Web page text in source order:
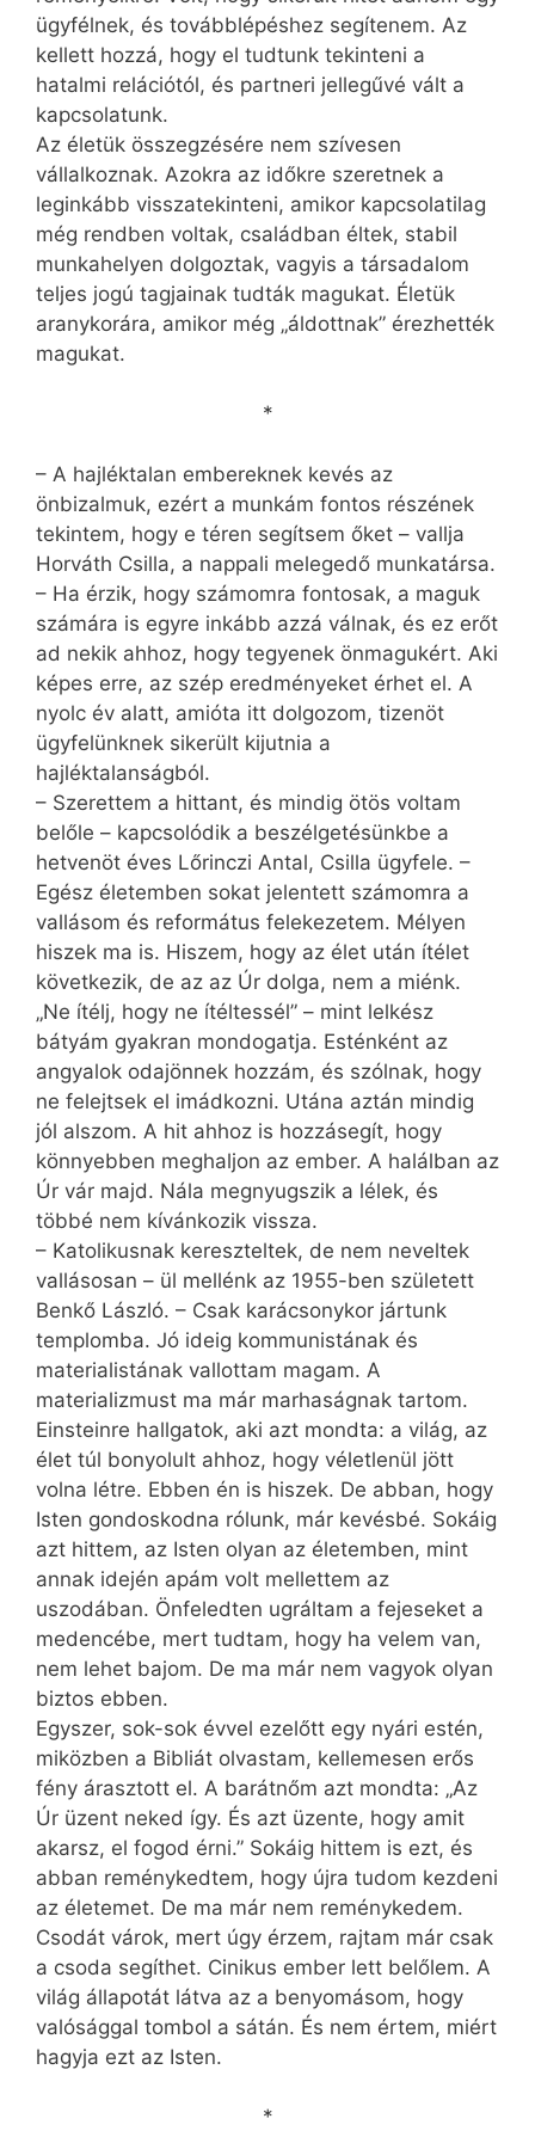
ügyfélnek, és továbblépéshez segítenem. Az
kellett hozzá, hogy el tudtunk tekinteni a
hatalmi relációtól, és partneri jellegűvé vált a
kapcsolatunk.
Az életük összegzésére nem szívesen
vállalkoznak. Azokra az időkre szeretnek a
leginkább visszatekinteni, amikor kapcsolatilag
még rendben voltak, családban éltek, stabil
munkahelyen dolgoztak, vagyis a társadalom
teljes jogú tagjainak tudták magukat. Életük
aranykorára, amikor még „áldottnak” érezhették
magukat.
*
– A hajléktalan embereknek kevés az
önbizalmuk, ezért a munkám fontos részének
tekintem, hogy e téren segítsem őket – vallja
Horváth Csilla, a nappali melegedő munkatársa.
– Ha érzik, hogy számomra fontosak, a maguk
számára is egyre inkább azzá válnak, és ez erőt
ad nekik ahhoz, hogy tegyenek önmagukért. Aki
képes erre, az szép eredményeket érhet el. A
nyolc év alatt, amióta itt dolgozom, tizenöt
ügyfelünknek sikerült kijutnia a
hajléktalanságból.
– Szerettem a hittant, és mindig ötös voltam
belőle – kapcsolódik a beszélgetésünkbe a
hetvenöt éves Lőrinczi Antal, Csilla ügyfele. –
Egész életemben sokat jelentett számomra a
vallásom és református felekezetem. Mélyen
hiszek ma is. Hiszem, hogy az élet után ítélet
következik, de az az Úr dolga, nem a miénk.
„Ne ítélj, hogy ne ítéltessél” – mint lelkész
bátyám gyakran mondogatja. Esténként az
angyalok odajönnek hozzám, és szólnak, hogy
ne felejtsek el imádkozni. Utána aztán mindig
jól alszom. A hit ahhoz is hozzásegít, hogy
könnyebben meghaljon az ember. A halálban az
Úr vár majd. Nála megnyugszik a lélek, és
többé nem kívánkozik vissza.
– Katolikusnak kereszteltek, de nem neveltek
vallásosan – ül mellénk az 1955-ben született
Benkő László. – Csak karácsonykor jártunk
templomba. Jó ideig kommunistának és
materialistának vallottam magam. A
materializmust ma már marhaságnak tartom.
Einsteinre hallgatok, aki azt mondta: a világ, az
élet túl bonyolult ahhoz, hogy véletlenül jött
volna létre. Ebben én is hiszek. De abban, hogy
Isten gondoskodna rólunk, már kevésbé. Sokáig
azt hittem, az Isten olyan az életemben, mint
annak idején apám volt mellettem az
uszodában. Önfeledten ugráltam a fejeseket a
medencébe, mert tudtam, hogy ha velem van,
nem lehet bajom. De ma már nem vagyok olyan
biztos ebben.
Egyszer, sok-sok évvel ezelőtt egy nyári estén,
miközben a Bibliát olvastam, kellemesen erős
fény árasztott el. A barátnőm azt mondta: „Az
Úr üzent neked így. És azt üzente, hogy amit
akarsz, el fogod érni.” Sokáig hittem is ezt, és
abban reménykedtem, hogy újra tudom kezdeni
az életemet. De ma már nem reménykedem.
Csodát várok, mert úgy érzem, rajtam már csak
a csoda segíthet. Cinikus ember lett belőlem. A
világ állapotát látva az a benyomásom, hogy
valósággal tombol a sátán. És nem értem, miért
hagyja ezt az Isten.
*